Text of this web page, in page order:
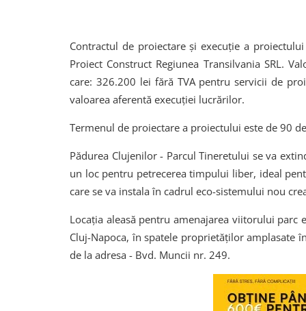
Contractul de proiectare și execuție a
Proiect Construct Regiunea Transilvania SRL.
care: 326.200 lei fără TVA pentru servicii de
valoarea aferentă execuției lucrărilor.
Termenul de proiectare a proiectului este de 90
Pădurea Clujenilor - Parcul Tineretului se va
un loc pentru petrecerea timpului liber, ideal
care se va instala în cadrul eco-sistemului nou
Locația aleasă pentru amenajarea viitorului
Cluj-Napoca, în spatele proprietăților amplasate
de la adresa - Bvd. Muncii nr. 249.